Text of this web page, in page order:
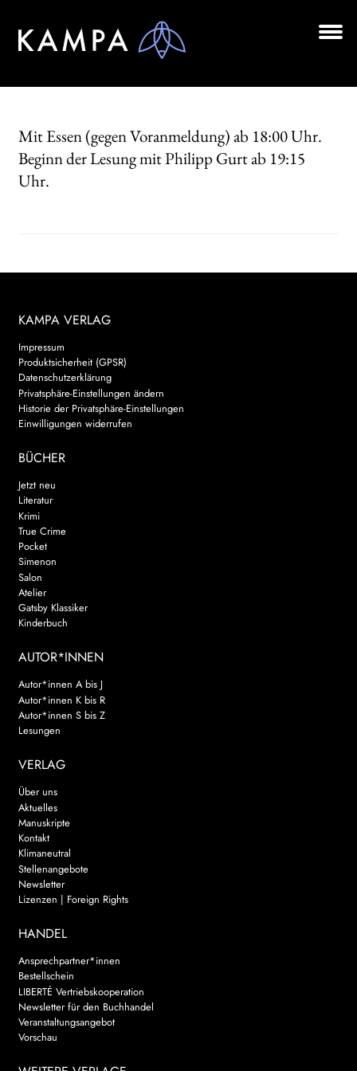
Zur
Navigation
Zum
Inhalt
LESUNGEN
VERLAG
NEWSLETTER
WEITERE VERLAGE
Search:
Mit Essen (gegen Voranmeldung) ab 18:00 Uhr.
Beginn der Lesung mit Philipp Gurt ab 19:15
Uhr.
KAMPA VERLAG
Impressum
Produktsicherheit (GPSR)
Datenschutzerklärung
Privatsphäre-Einstellungen ändern
Historie der Privatsphäre-Einstellungen
Einwilligungen widerrufen
BÜCHER
Jetzt neu
Literatur
Krimi
True Crime
Pocket
Simenon
Salon
Atelier
Gatsby Klassiker
Kinderbuch
AUTOR*INNEN
Autor*innen A bis J
Autor*innen K bis R
Autor*innen S bis Z
Lesungen
VERLAG
Über uns
Aktuelles
Manuskripte
Kontakt
Klimaneutral
Stellenangebote
Newsletter
Lizenzen | Foreign Rights
HANDEL
Ansprechpartner*innen
Bestellschein
LIBERTÉ Vertriebskooperation
Newsletter für den Buchhandel
Veranstaltungsangebot
Vorschau